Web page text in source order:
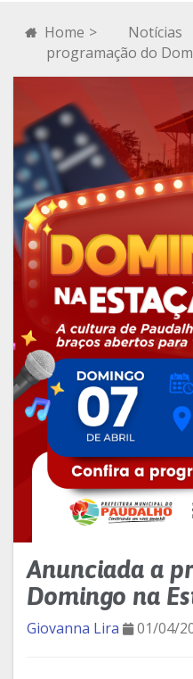
Home > Notícias
programação do
Anunciada a
Domingo na
Giovanna Lira 01/04/